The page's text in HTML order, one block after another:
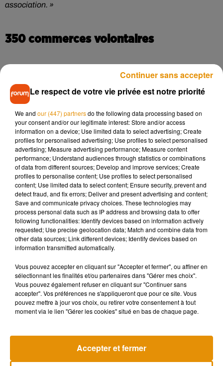
association. »
350 commerces volontaires
Deux commerçants sont actuellement formésrue Adrien-
Dubouchet à Limoges, reconnaissables avec un logo «
Lanterne » à l’entrée de leur boutique, mais
portés volontaires.Une formation gratuite de trois heures
leur sera délivrée par Les Affolé.e.s de la Frange. Pourquoi
s’adresser aux commerçants en particulier ?« Souvent, les
personnes qui ont pu s’extraire des violences intrafamiliales
ont réussi à trouver la bonne personne au moment. C’est
vraiment une question de chance », confie Angel.« Mais la
chance ne doit plus rentrer en jeu. Il faut mettre en place des
choses au plus près des personnes. Les commerçants de
proximité sont des personnes que l’on voit au quotidien et à
qui on se confie. L’idée, c’est aussi de leur donner des outils
pour réagir et qu’ils ne soient pas juste cinq minutes de
soupape dans une journée, mais plutôt une porte de sortie. »
commerçant tous les 100 mètres.
Musique
Madonna sort enfin le remix de « Love
Sensation » avec Kylie Minogue
Le respect de votre vie privée est notre priorité
We and our (447) partnersdo the following data processing based on
your consent and/or our legitimate interest: Store and/or access
information on a device; Use limited data to select advertising; Create
profiles for personalised advertising; Use profiles to select personalised
advertising; Measure advertising performance; Measure content
performance; Understand audiences through statistics or combinations
of data from different sources; Develop and improve services; Create
profiles to personalise content; Use profiles to select personalised
content; Use limited data to select content; Ensure security, prevent and
detect fraud, and fix errors; Deliver and present advertising and content;
Save and communicate privacy choices. These technologies may
process personal data such as IP address and browsing data to offer
following functionalities: Identify devices based on information actively
requested; Use precise geolocation data; Match and combine data from
other data sources; Link different devices; Identify devices based on
information transmitted automatically.
Vous pouvez accepter en cliquant sur "Accepter et fermer", ou affiner en
sélectionnant les finalités et/ou partenaires dans "Gérer mes choix".
Vous pouvez également refuser en cliquant sur "Continuer sans
accepter". Vos préférences ne s'appliqueront que pour ce site. Vous
pouvez mettre à jour vos choix, ou retirer votre consentement à tout
moment via le lien "Gérer les cookies" situé en bas de chaque page.
Accepter et fermer
Continuer sans accepter